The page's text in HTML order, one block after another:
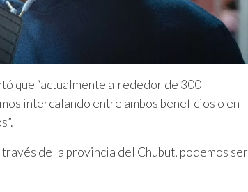
que “actualmente alrededor de 300
intercalando entre ambos beneficios o en
de la provincia del Chubut, podemos ser